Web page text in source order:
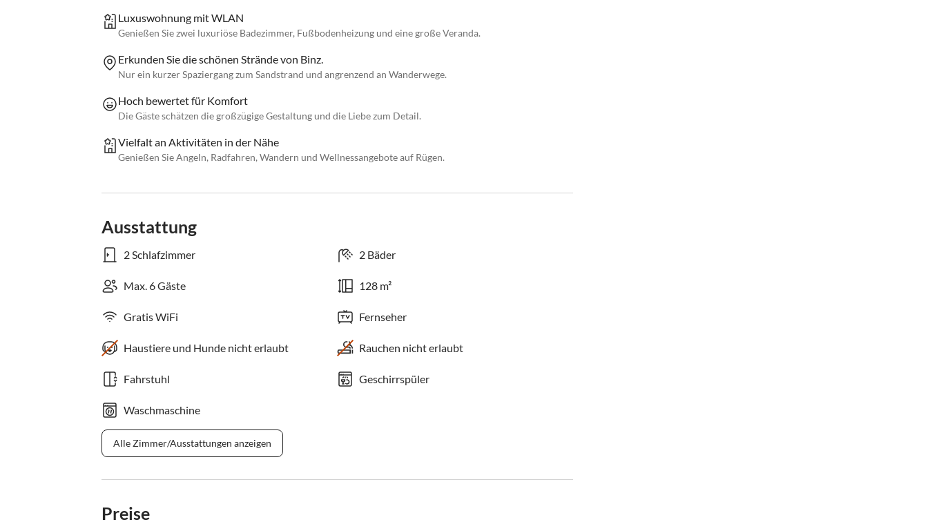
Luxuswohnung mit WLAN
Genießen Sie zwei luxuriöse Badezimmer, Fußbodenheizung und eine große Veranda.
Erkunden Sie die schönen Strände von Binz.
Nur ein kurzer Spaziergang zum Sandstrand und angrenzend an Wanderwege.
Hoch bewertet für Komfort
Die Gäste schätzen die großzügige Gestaltung und die Liebe zum Detail.
Vielfalt an Aktivitäten in der Nähe
Genießen Sie Angeln, Radfahren, Wandern und Wellnessangebote auf Rügen.
Ausstattung
2 Schlafzimmer 2 Bäder
Max. 6 Gäste 128 m²
Gratis WiFi Fernseher
Haustiere und Hunde nicht erlaubt Rauchen nicht erlaubt
Fahrstuhl Geschirrspüler
Waschmaschine
Alle Zimmer/Ausstattungen anzeigen
Preise